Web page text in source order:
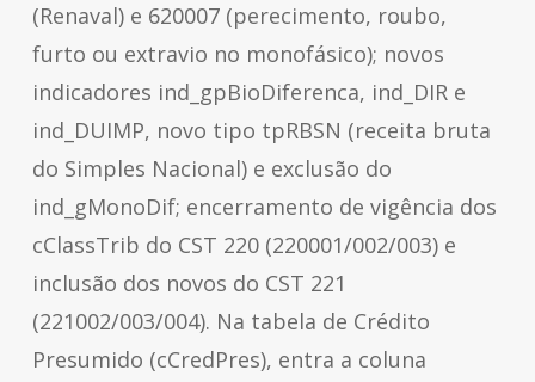
(Renaval) e 620007 (perecimento, roubo,
furto ou extravio no monofásico); novos
indicadores ind_gpBioDiferenca, ind_DIR e
ind_DUIMP, novo tipo tpRBSN (receita bruta
do Simples Nacional) e exclusão do
ind_gMonoDif; encerramento de vigência dos
cClassTrib do CST 220 (220001/002/003) e
inclusão dos novos do CST 221
(221002/003/004). Na tabela de Crédito
Presumido (cCredPres), entra a coluna